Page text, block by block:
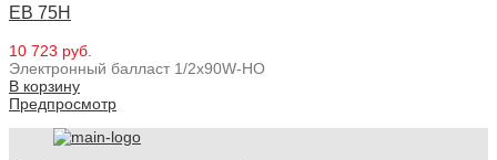
EB 75H
10 723 руб.
Электронный балласт 1/2x90W-HO
В корзину
Предпросмотр